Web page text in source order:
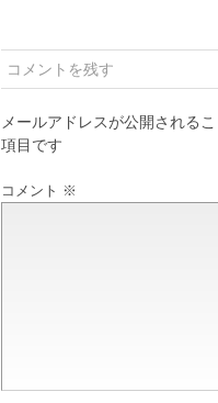
コメントを残す
メールアドレスが公開される
項目です
コメント ※